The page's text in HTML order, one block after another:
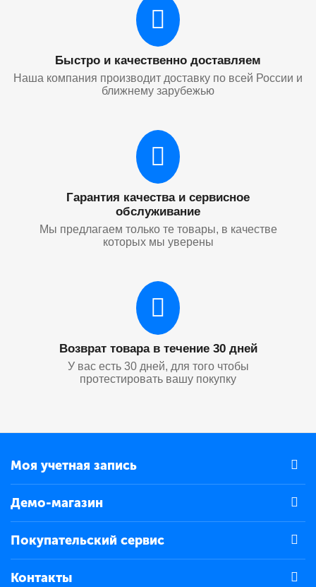
Быстро и качественно доставляем
Наша компания производит доставку по всей России и
ближнему зарубежью
Гарантия качества и сервисное
обслуживание
Мы предлагаем только те товары, в качестве
которых мы уверены
Возврат товара в течение 30 дней
У вас есть 30 дней, для того чтобы
протестировать вашу покупку
Моя учетная запись
Демо-магазин
Покупательский сервис
Контакты